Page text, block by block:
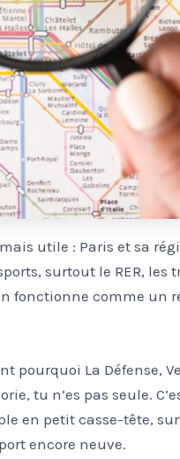
utile : Paris et sa
surtout le RER, les
fonctionne comme un
pourquoi La Défense,
tu n’es pas seule.
en petit casse-tête,
encore neuve.